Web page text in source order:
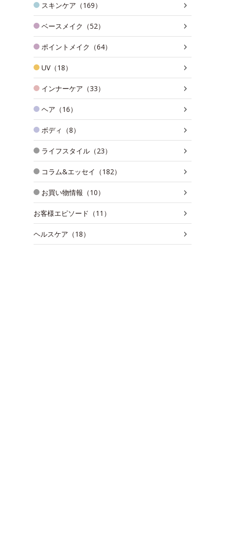
スキンケア（169）
ベースメイク（52）
ポイントメイク（64）
UV（18）
インナーケア（33）
ヘア（16）
ボディ（8）
ライフスタイル（23）
コラム&エッセイ（182）
お買い物情報（10）
お客様エピソード（11）
ヘルスケア（18）